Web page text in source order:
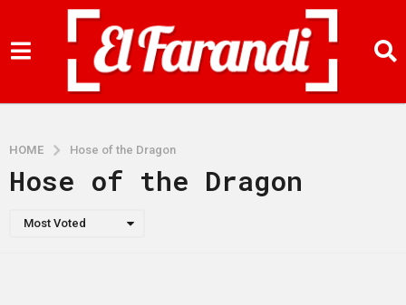
HOME Hose of the Dragon
Hose of the Dragon
Most Voted